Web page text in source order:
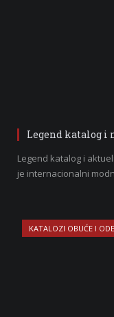
Legend katalog i
Legend katalog i
je internacionalni
KATALOZI OBUĆE I